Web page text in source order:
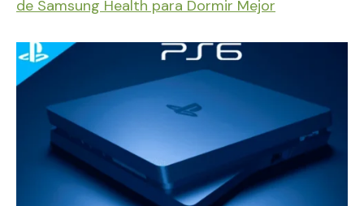
de Samsung Health para Dormir Mejor